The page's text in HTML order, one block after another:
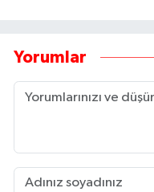
Yorumlar